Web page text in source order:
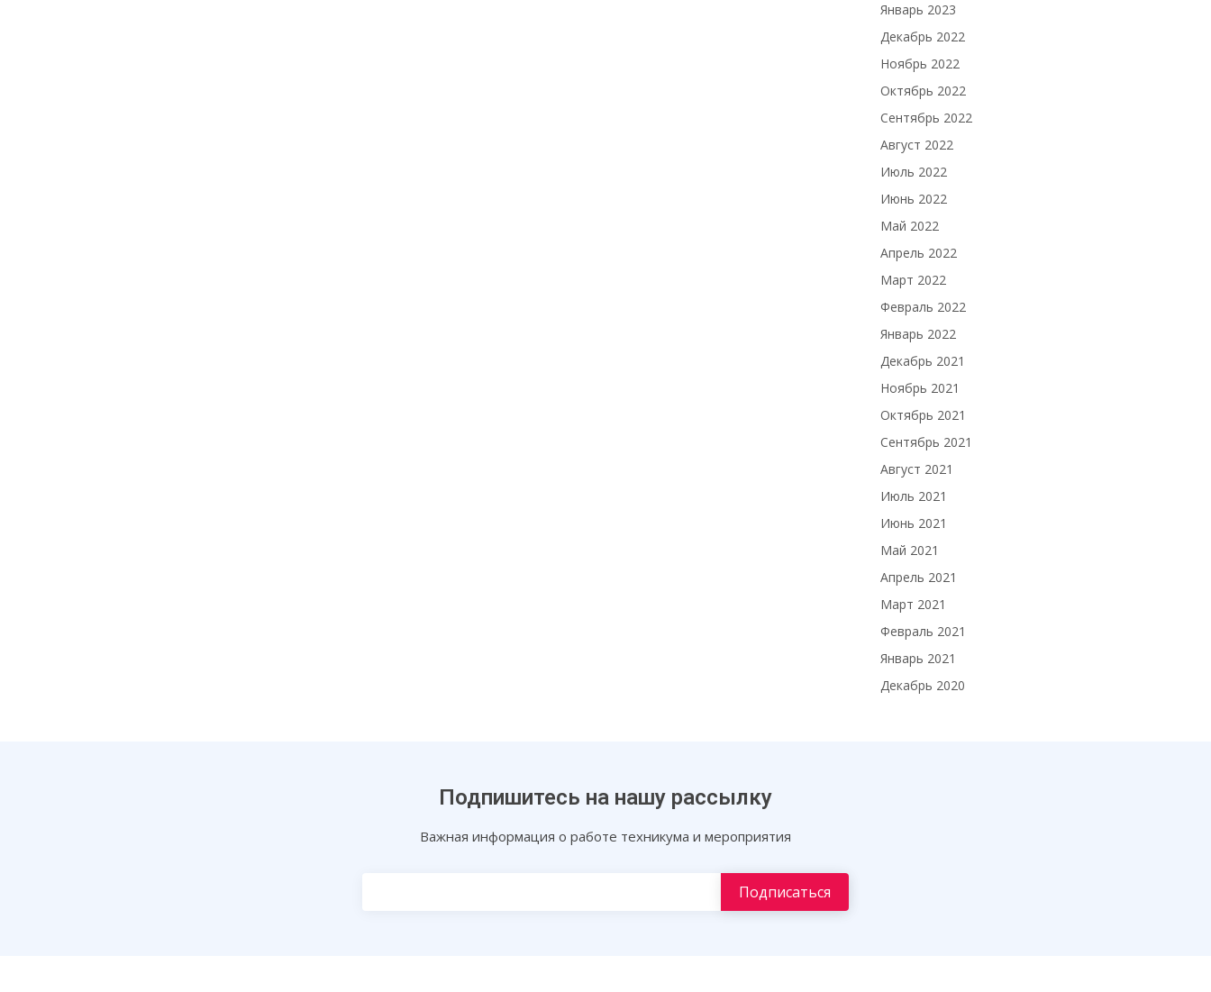
Январь 2023
Декабрь 2022
Ноябрь 2022
Октябрь 2022
Сентябрь 2022
Август 2022
Июль 2022
Июнь 2022
Май 2022
Апрель 2022
Март 2022
Февраль 2022
Январь 2022
Декабрь 2021
Ноябрь 2021
Октябрь 2021
Сентябрь 2021
Август 2021
Июль 2021
Июнь 2021
Май 2021
Апрель 2021
Март 2021
Февраль 2021
Январь 2021
Декабрь 2020
Подпишитесь на нашу рассылку
Важная информация о работе техникума и мероприятия